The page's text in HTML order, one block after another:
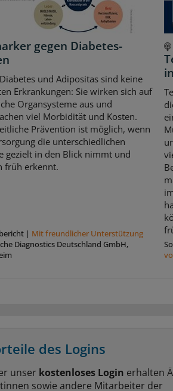
gegen Diabetes-
und Adipositas sind keine
Erkrankungen: Sie wirken sich auf
Organsysteme aus und
viel Morbidität und Kosten.
Prävention ist möglich, wenn
die unterschiedlichen
gezielt in den Blick nimmt und
früh erkennt.
| Mit freundlicher Unterstützung
Diagnostics Deutschland GmbH,
des Logins
unser kostenloses Login erhalten
sowie andere Mitarbeiter der